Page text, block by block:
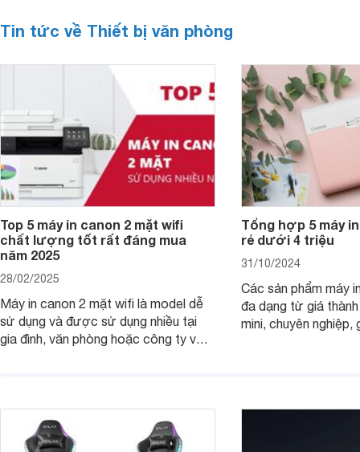
Tin tức về Thiết bị văn phòng
Top 5 máy in canon 2 mặt wifi
chất lượng tốt rất đáng mua
năm 2025
28/02/2025
Máy in canon 2 mặt wifi là model dễ
sử dụng và được sử dụng nhiều tại
gia đình, văn phòng hoặc công ty vừa
Tổng hợp 5 máy
rẻ dưới 4 triệu
31/10/2024
Các sản phẩm máy
đa dạng từ giá
mini, chuyên nghiệp,